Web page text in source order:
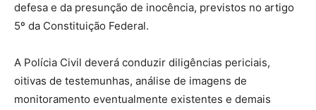
defesa e da presunção de inocência, previstos no artigo
5º da Constituição Federal.
A Polícia Civil deverá conduzir diligências periciais,
oitivas de testemunhas, análise de imagens de
monitoramento eventualmente existentes e demais